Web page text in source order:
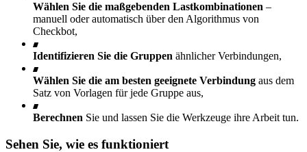
Wählen Sie die maßgebenden Lastkombinationen –
manuell oder automatisch über den Algorithmus von
Checkbot,
Identifizieren Sie die Gruppen ähnlicher Verbindungen,
Wählen Sie die am besten geeignete Verbindung aus dem
Satz von Vorlagen für jede Gruppe aus,
Berechnen Sie und lassen Sie die Werkzeuge ihre Arbeit tun.
Sehen Sie, wie es funktioniert